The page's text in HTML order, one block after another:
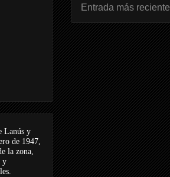
Entrada más reciente
Lanús y
de 1947,
la zona,
y